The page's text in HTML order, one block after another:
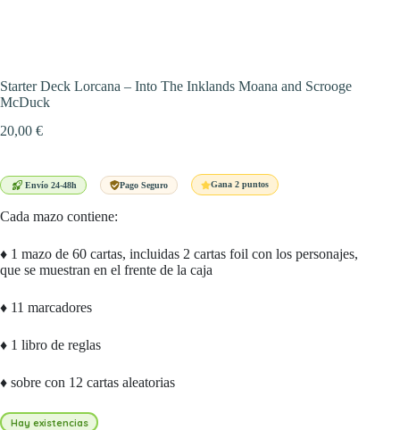
Starter Deck Lorcana – Into The Inklands Moana and Scrooge
McDuck
20,00 €
Envío 24-48h Pago Seguro Gana 2 puntos
Cada mazo contiene:
♦ 1 mazo de 60 cartas, incluidas 2 cartas foil con los personajes,
que se muestran en el frente de la caja
♦ 11 marcadores
♦ 1 libro de reglas
♦ sobre con 12 cartas aleatorias
Hay existencias